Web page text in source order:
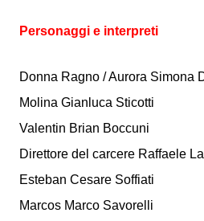
Personaggi e interpreti
Donna Ragno / Aurora Simona
Molina Gianluca Sticotti
Valentin Brian Boccuni
Direttore del carcere Raffaele
Esteban Cesare Soffiati
Marcos Marco Savorelli